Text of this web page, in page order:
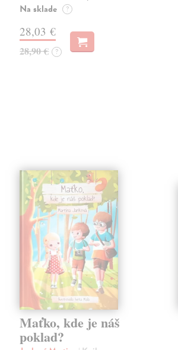
Na sklade ?
28,03 €
28,90 € ?
Maťko, kde je náš
poklad?